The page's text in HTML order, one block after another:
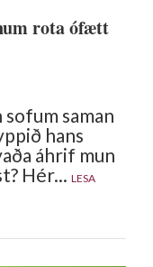
rota ófætt
saman
hans
áhrif mun
Hér... LESA